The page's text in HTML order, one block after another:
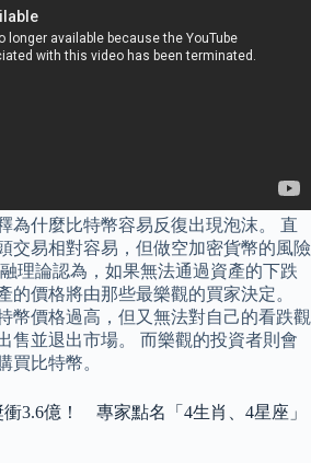
為什麼比特幣容易反復出現泡沫。 直
交易相對容易，但做空加密貨幣的風險
理論認為，如果無法通過資產的下跌
的價格將由那些最樂觀的買家決定。
幣價格過高，但又無法對自己的看跌觀
售並退出市場。 而樂觀的投資者則會
買比特幣。
3.6億！ 專家點名「4生肖、4星座」